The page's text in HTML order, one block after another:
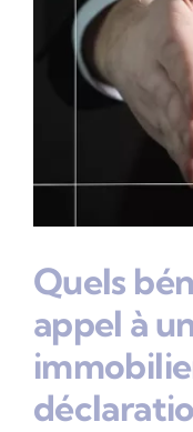
Quels
appel à